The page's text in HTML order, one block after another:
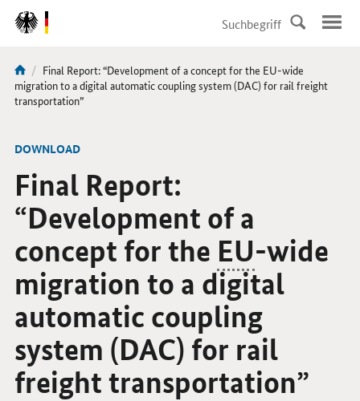
DirektZu:
Navigation
Sie
sind
Aktuelle
Seite:
Final Report: “Development of a concept for the EU-wide
migration to a digital automatic coupling system (DAC) for rail freight
transportation”
DOWNLOAD
Final Report:
“Development of a
concept for the EU-wide
migration to a digital
automatic coupling
system (DAC) for rail
freight transportation”